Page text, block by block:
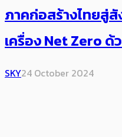
ภาคก่อสร้างไทยสู่​สั
เครื่อง Net Zero ด้
SKY24 October 2024